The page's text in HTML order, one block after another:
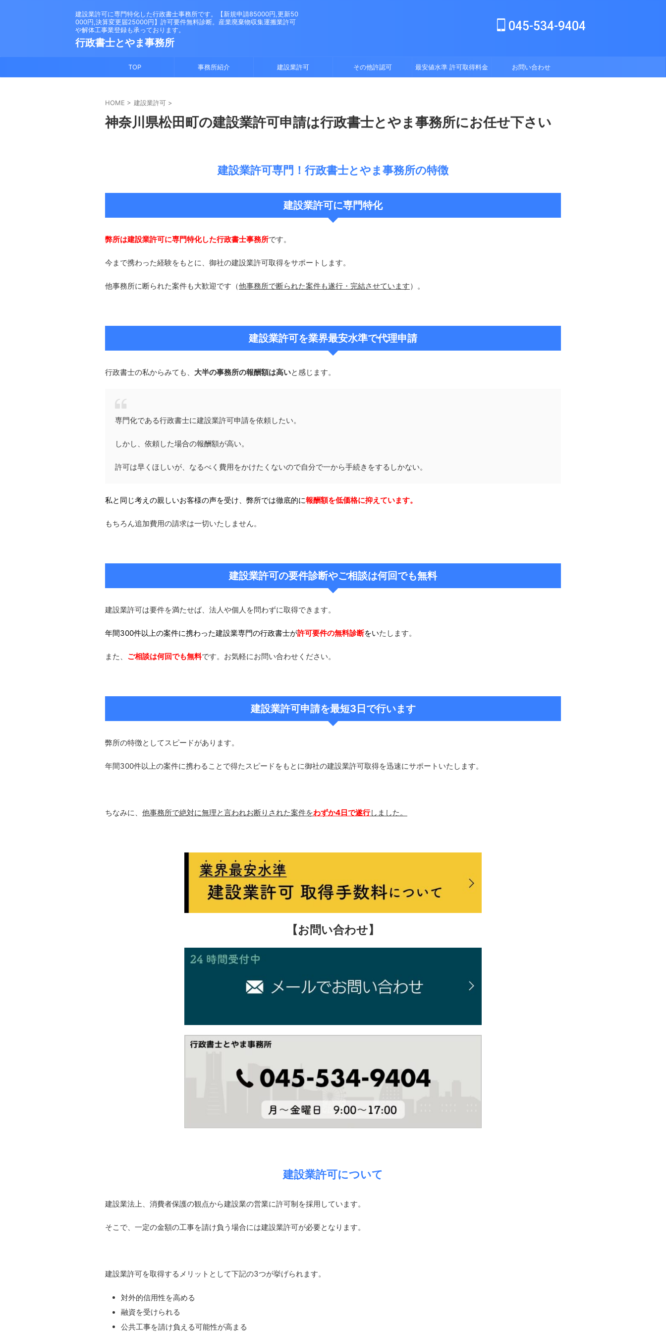
建設業許可に専門特化した行政書士事務所です。【新規申請85000円,更新50
000円,決算変更届25000円】許可要件無料診断。産業廃棄物収集運搬業許可
や解体工事業登録も承っております。
行政書士とやま事務所
045-534-9404
TOP 事務所紹介 建設業許可 その他許認可 最安値水準 許可取得料金 お問い合わせ
HOME > 建設業許可 >
神奈川県松田町の建設業許可申請は行政書士とやま事務所にお任せ下さい
建設業許可専門！行政書士とやま事務所の特徴
建設業許可に専門特化
弊所は建設業許可に専門特化した行政書士事務所です。
今まで携わった経験をもとに、御社の建設業許可取得をサポートします。
他事務所に断られた案件も大歓迎です（他事務所で断られた案件も遂行・完結させています）。
建設業許可を業界最安水準で代理申請
行政書士の私からみても、 大半の事務所の報酬額は高いと感じます。
専門化である行政書士に建設業許可申請を依頼したい。
しかし、依頼した場合の報酬額が高い。
許可は早くほしいが、なるべく費用をかけたくないので自分で一から手続きをするしかない。
私と同じ考えの親しいお客様の声を受け、弊所では徹底的に報酬額を低価格に抑えています。
もちろん追加費用の請求は一切いたしません。
建設業許可の要件診断やご相談は何回でも無料
建設業許可は要件を満たせば、法人や個人を問わずに取得できます。
年間300件以上の案件に携わった建設業専門の行政書士が許可要件の無料診断をいたします。
また、 ご相談は何回でも無料です。お気軽にお問い合わせください。
建設業許可申請を最短3日で行います
弊所の特徴としてスピードがあります。
年間300件以上の案件に携わることで得たスピードをもとに御社の建設業許可取得を迅速にサポートいたします。
ちなみに、 他事務所で絶対に無理と言われお断りされた案件をわずか4日で遂行しました。
【お問い合わせ】
建設業許可について
建設業法上、消費者保護の観点から建設業の営業に許可制を採用しています。
そこで、一定の金額の工事を請け負う場合には建設業許可が必要となります。
建設業許可を取得するメリットとして下記の3つが挙げられます。
対外的信用性を高める
融資を受けられる
公共工事を請け負える可能性が高まる